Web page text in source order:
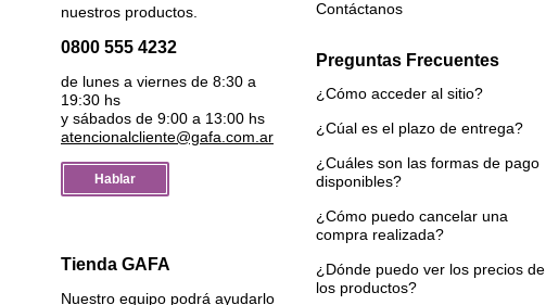
nuestros productos.
0800 555 4232
de lunes a viernes de 8:30 a
19:30 hs
y sábados de 9:00 a 13:00 hs
atencionalcliente@gafa.com.ar
Hablar
Tienda GAFA
Nuestro equipo podrá ayudarlo
Contáctanos
Preguntas Frecuentes
¿Cómo acceder al sitio?
¿Cúal es el plazo de entrega?
¿Cuáles son las formas de pago
disponibles?
¿Cómo puedo cancelar una
compra realizada?
¿Dónde puedo ver los precios de
los productos?